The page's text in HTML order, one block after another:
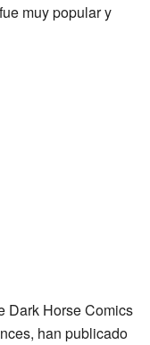
muy popular y
Dark Horse Comics
han publicado